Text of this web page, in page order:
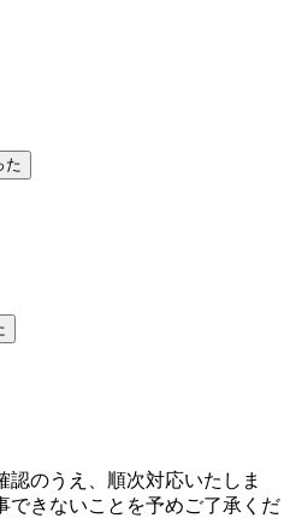
た
のうえ、順次対応いたしま
できないことを予めご了承くだ